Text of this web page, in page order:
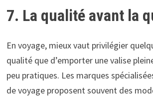
7. La qualité avant la
En voyage, mieux vaut privilégier
qualité que d’emporter une valise
peu pratiques. Les marques
de voyage proposent souvent des